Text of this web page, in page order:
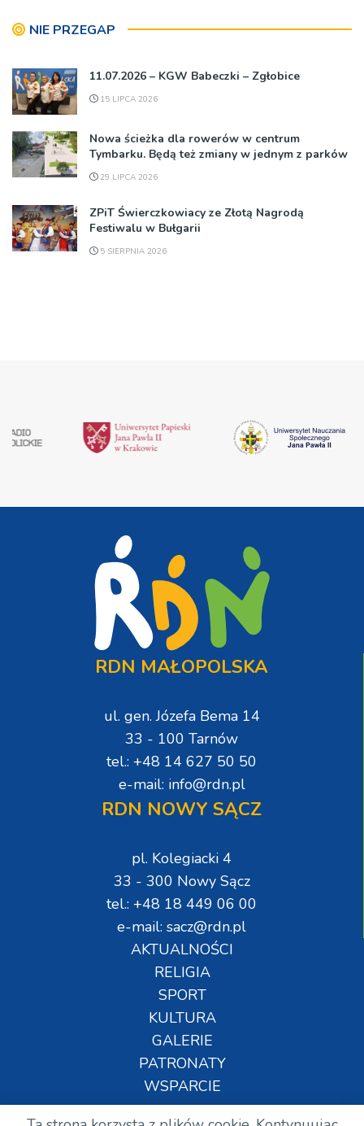
NIE PRZEGAP
11.07.2026 – KGW Babeczki – Zgłobice
15 LIPCA 2026
Nowa ścieżka dla rowerów w centrum
Tymbarku. Będą też zmiany w jednym z parków
29 LIPCA 2026
ZPiT Świerczkowiacy ze Złotą Nagrodą
Festiwalu w Bułgarii
5 SIERPNIA 2026
RDN MAŁOPOLSKA
ul. gen. Józefa Bema 14
33 - 100 Tarnów
tel.: +48 14 627 50 50
e-mail: info@rdn.pl
RDN NOWY SĄCZ
pl. Kolegiacki 4
33 - 300 Nowy Sącz
tel.: +48 18 449 06 00
e-mail: sacz@rdn.pl
AKTUALNOŚCI
RELIGIA
SPORT
KULTURA
GALERIE
PATRONATY
WSPARCIE